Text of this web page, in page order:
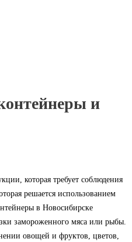
и
которая требует соблюдения
решается использованием
в Новосибирске
замороженного мяса или рыбы.
овощей и фруктов, цветов,